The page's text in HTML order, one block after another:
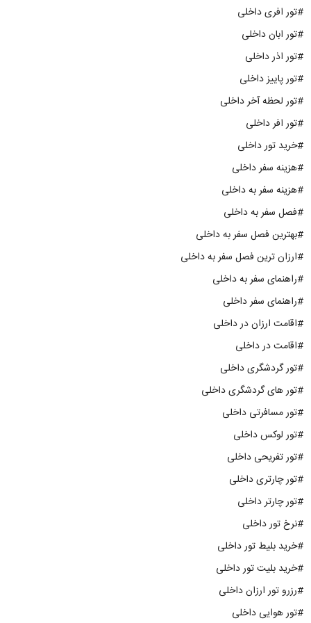
#تور افری داخلی
#تور ابان داخلی
#تور اذر داخلی
#تور پاییز داخلی
#تور لحظه آخر داخلی
#تور افر داخلی
#خرید تور داخلی
#هزینه سفر داخلی
#هزینه سفر به داخلی
#فصل سفر به داخلی
#بهترین فصل سفر به داخلی
#ارزان ترین فصل سفر به داخلی
#راهنمای سفر به داخلی
#راهنمای سفر داخلی
#اقامت ارزان در داخلی
#اقامت در داخلی
#تور گردشگری داخلی
#تور های گردشگری داخلی
#تور مسافرتی داخلی
#تور لوکس داخلی
#تور تفریحی داخلی
#تور چارتری داخلی
#تور چارتر داخلی
#نرخ تور داخلی
#خرید بلیط تور داخلی
#خرید بلیت تور داخلی
#رزرو تور ارزان داخلی
#تور هوایی داخلی